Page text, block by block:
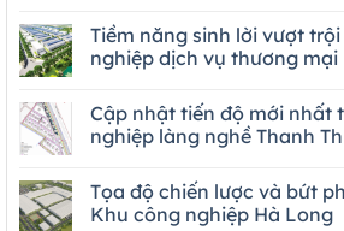
Tiềm năng sinh lời vượt
nghiệp dịch vụ thương
Cập nhật tiến độ mới nhất
nghiệp làng nghề Thanh
Tọa độ chiến lược và bứt
Khu công nghiệp Hà Long